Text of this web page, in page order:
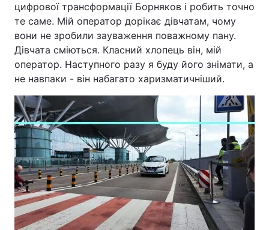
цифрової трансформації Борняков і робить точно
те саме. Мій оператор дорікає дівчатам, чому
вони не зробили зауваження поважному пану.
Дівчата сміються. Класний хлопець він, мій
оператор. Наступного разу я буду його знімати, а
не навпаки - він набагато харизматичніший.